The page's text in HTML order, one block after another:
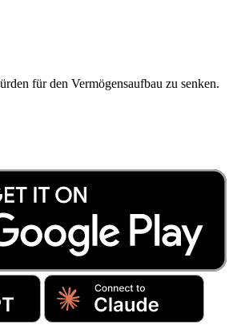
für den Vermögensaufbau zu senken.